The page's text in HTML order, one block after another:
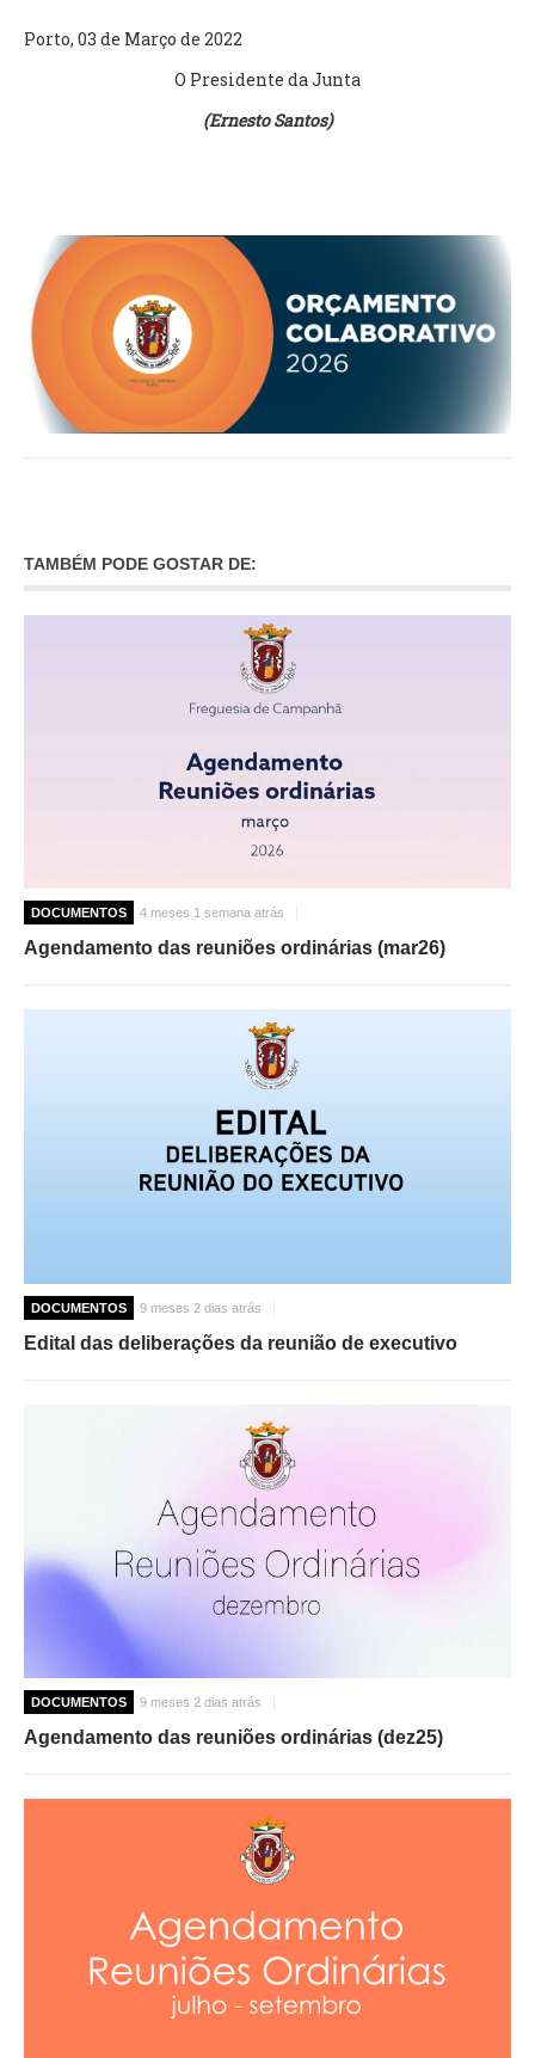
APOIO ÀS EMPRESAS
CONTACTO E HORÁRIO GIP
Porto, 03 de Março de 2022
O Presidente da Junta
(Ernesto Santos)
TAMBÉM PODE GOSTAR DE:
DOCUMENTOS 4 meses 1 semana atrás
Agendamento das reuniões ordinárias (mar26)
DOCUMENTOS 9 meses 2 dias atrás
Edital das deliberações da reunião de executivo
DOCUMENTOS 9 meses 2 dias atrás
Agendamento das reuniões ordinárias (dez25)